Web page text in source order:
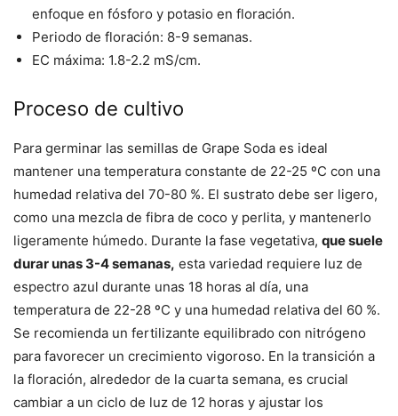
enfoque en fósforo y potasio en floración.
Periodo de floración: 8-9 semanas.
EC máxima: 1.8-2.2 mS/cm.
Proceso de cultivo
Para germinar las semillas de Grape Soda es ideal
mantener una temperatura constante de 22-25 ºC con una
humedad relativa del 70-80 %. El sustrato debe ser ligero,
como una mezcla de fibra de coco y perlita, y mantenerlo
ligeramente húmedo. Durante la fase vegetativa, que suele
durar unas 3-4 semanas, esta variedad requiere luz de
espectro azul durante unas 18 horas al día, una
temperatura de 22-28 ºC y una humedad relativa del 60 %.
Se recomienda un fertilizante equilibrado con nitrógeno
para favorecer un crecimiento vigoroso. En la transición a
la floración, alrededor de la cuarta semana, es crucial
cambiar a un ciclo de luz de 12 horas y ajustar los